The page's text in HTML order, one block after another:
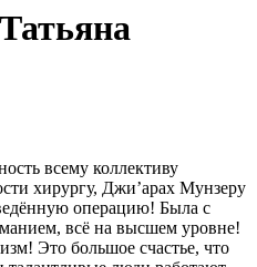
всему коллективу
хирургу, Джи’арах Мунзеру
операцию! Была с
всё на высшем уровне!
Это большое счастье, что